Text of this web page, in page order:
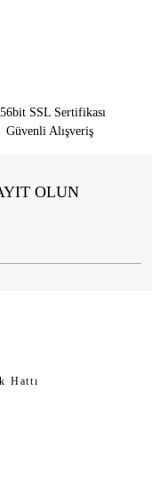
SSL Sertifikası
Güvenli Alışveriş
OLUN
Hattı